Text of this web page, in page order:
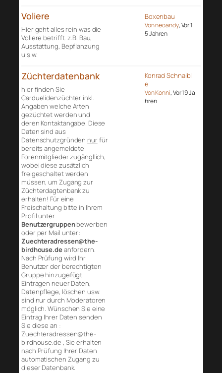
Voliere
Hier geht alles rein was die
Voliere betrifft. z.B. Bau,
Ausstattung, Bepflanzung
u.s.w.
Boxenbau
Von neoandy, Vor 1
5 Jahren
Züchterdatenbank
hier finden Sie
Carduelidenzüchter inkl.
Angaben welche Arten
gezüchtet werden und
deren Kontaktangabe. Diese
Daten sind aus
Datenschutzgründen nurfür
bereits angemeldete
Forenmitglieder zugängllich,
wobei diese zusätzlich
freigeschaltet werden
müssen, um Zugang zur
Züchterdagtenbank zu
erhalten! Für eine
Freischaltung bitte in Ihrem
Profil unter
Benutzergruppenbewerben
oder per Mail unter:
Zuechteradressen@the-
birdhouse.deanfordern.
Nach Prüfung wird Ihr
Benutzer der berechtigten
Gruppe hinzugefügt.
Eintragen neuer Daten,
Datenpflege, löschen usw.
sind nur durch Moderatoren
möglich. Wünschen Sie eine
Eintrag Ihrer Daten senden
Sie diese an :
Zuechteradressen@the-
birdhouse.de , Sie erhalten
nach Prüfung Ihrer Daten
automatischen Zugang zu
dieser Datenbank.
Konrad Schnaibl
e
Von Konni, Vor 19 Ja
hren